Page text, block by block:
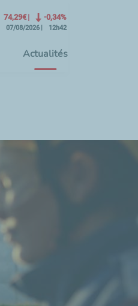
74,29€ -0,34%
07/08/2026 12h42
Actualités